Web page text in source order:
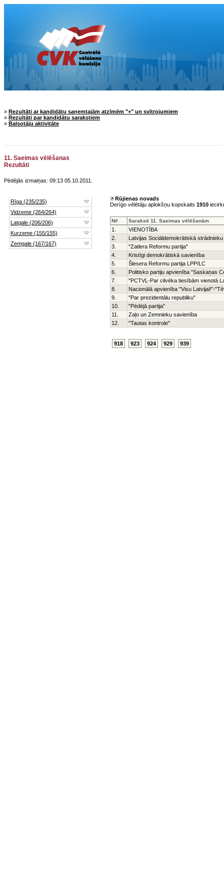
» Rezultāti ar kandidātu saņemtajām atzīmēm "+" un svītrojumiem
» Rezultāti par kandidātu sarakstiem
» Balsotāju aktivitāte
11. Saeimas vēlēšanas
Rezultāti
Pēdējās izmaiņas: 09:13 05.10.2011.
Rūjienas novads
Derīgo vēlētāju aplokšņu kopskaits 1910
N# Saraksti 11. Saeimas vēlēšanām
1.
VIENOTĪBA
2.
Latvijas Sociāldemokrātiskā strādnieku
3.
"Zatlera Reformu partija"
4.
Kristīgi demokrātiskā savienība
5.
Šlesera Reformu partija LPP/LC
6.
Politisko partiju apvienība "Saskaņas
7.
"PCTVL-Par cilvēka tiesībām vienotā
8.
Nacionālā apvienība "Visu Latvijai!"-
9.
"Par prezidentālu republiku"
10.
"Pēdējā partija"
11.
Zaļo un Zemnieku savienība
12.
"Tautas kontrole"
918 923 924 929 939